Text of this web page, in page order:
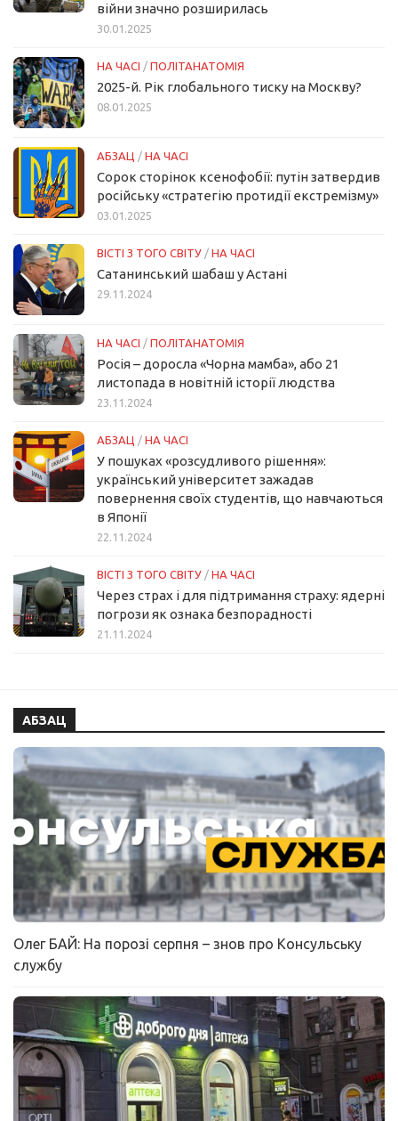
війни значно розширилась
30.01.2025
НА ЧАСІ / ПОЛІТАНАТОМІЯ
2025-й. Рік глобального тиску на Москву?
08.01.2025
АБЗАЦ / НА ЧАСІ
Сорок сторінок ксенофобії: путін затвердив
російську «стратегію протидії екстремізму»
03.01.2025
ВІСТІ З ТОГО СВІТУ / НА ЧАСІ
Сатанинський шабаш у Астані
29.11.2024
НА ЧАСІ / ПОЛІТАНАТОМІЯ
Росія – доросла «Чорна мамба», або 21
листопада в новітній історії людства
23.11.2024
АБЗАЦ / НА ЧАСІ
У пошуках «розсудливого рішення»:
український університет зажадав
повернення своїх студентів, що навчаються
в Японії
22.11.2024
ВІСТІ З ТОГО СВІТУ / НА ЧАСІ
Через страх і для підтримання страху: ядерні
погрози як ознака безпорадності
21.11.2024
АБЗАЦ
Олег БАЙ: На порозі серпня – знов про Консульську
службу